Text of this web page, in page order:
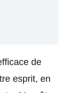
de
esprit, en